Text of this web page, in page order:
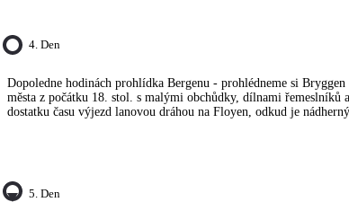
4. Den
Dopoledne hodinách prohlídka Bergenu - prohlédneme si Bryggen
města z počátku 18. stol. s malými obchůdky, dílnami
dostatku času výjezd lanovou dráhou na Floyen, odkud je
5. Den